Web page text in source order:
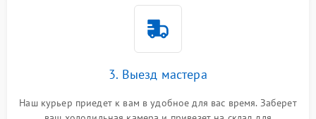
3. Выезд мастера
Наш курьер приедет к вам в удобное для вас время. Заберет